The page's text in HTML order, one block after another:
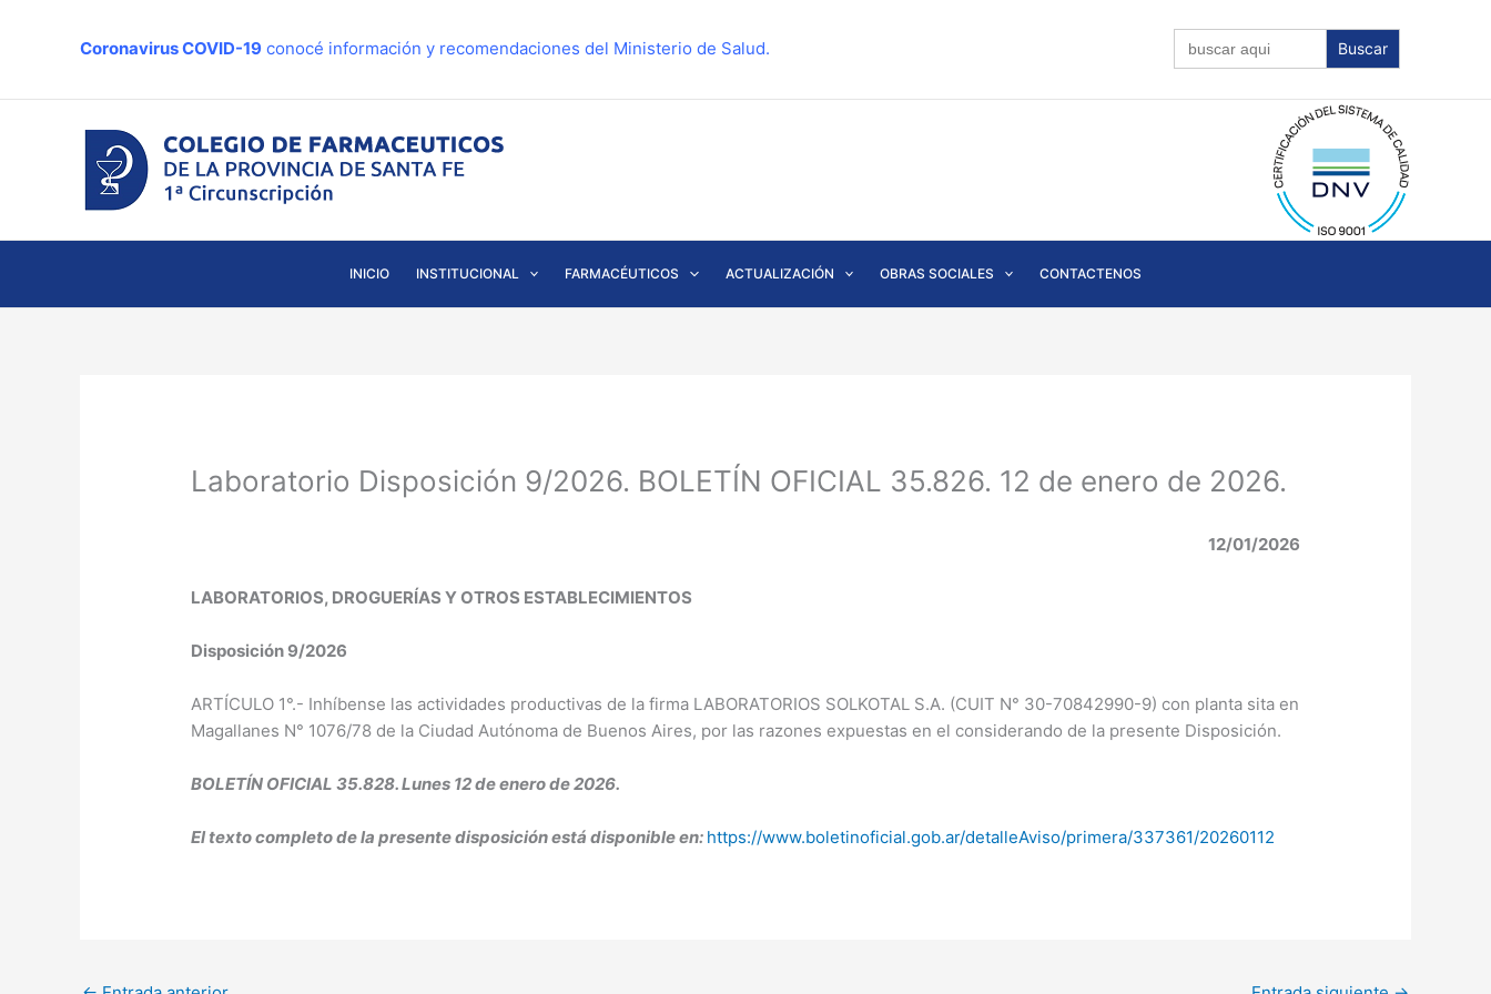
Coronavirus COVID-19 conocé información y recomendaciones del Ministerio de Salud.
Buscar:
INICIO INSTITUCIONAL FARMACÉUTICOS ACTUALIZACIÓN OBRAS SOCIALES CONTACTENOS
Laboratorio Disposición 9/2026. BOLETÍN OFICIAL 35.826. 12 de enero de 2026.
12/01/2026
LABORATORIOS, DROGUERÍAS Y OTROS ESTABLECIMIENTOS
Disposición 9/2026
ARTÍCULO 1°.- Inhíbense las actividades productivas de la firma LABORATORIOS SOLKOTAL S.A. (CUIT N° 30-70842990-9) con planta sita en
Magallanes N° 1076/78 de la Ciudad Autónoma de Buenos Aires, por las razones expuestas en el considerando de la presente Disposición.
BOLETÍN OFICIAL 35.828. Lunes 12 de enero de 2026.
El texto completo de la presente disposición está disponible en: https://www.boletinoficial.gob.ar/detalleAviso/primera/337361/20260112